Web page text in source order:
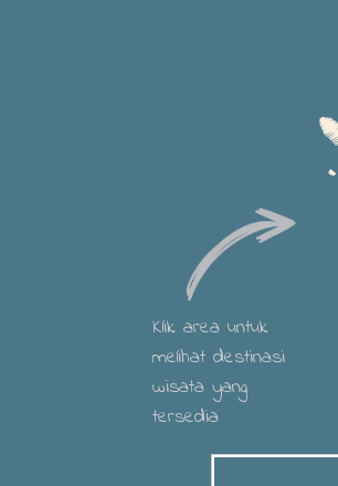
Klik area untuk
melihat destinasi
wisata yang
tersedia